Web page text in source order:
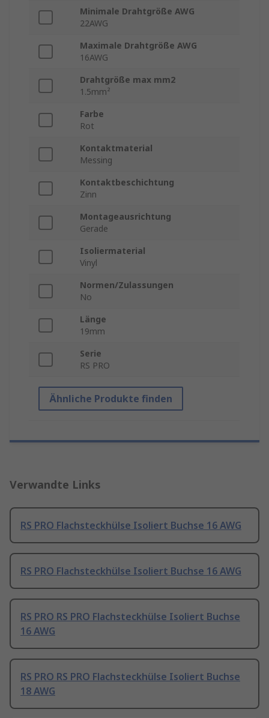
Minimale Drahtgröße AWG
22AWG
Maximale Drahtgröße AWG
16AWG
Drahtgröße max mm2
1.5mm²
Farbe
Rot
Kontaktmaterial
Messing
Kontaktbeschichtung
Zinn
Montageausrichtung
Gerade
Isoliermaterial
Vinyl
Normen/Zulassungen
No
Länge
19mm
Serie
RS PRO
Ähnliche Produkte finden
Verwandte Links
RS PRO Flachsteckhülse Isoliert Buchse 16 AWG
RS PRO Flachsteckhülse Isoliert Buchse 16 AWG
RS PRO RS PRO Flachsteckhülse Isoliert Buchse
16 AWG
RS PRO RS PRO Flachsteckhülse Isoliert Buchse
18 AWG